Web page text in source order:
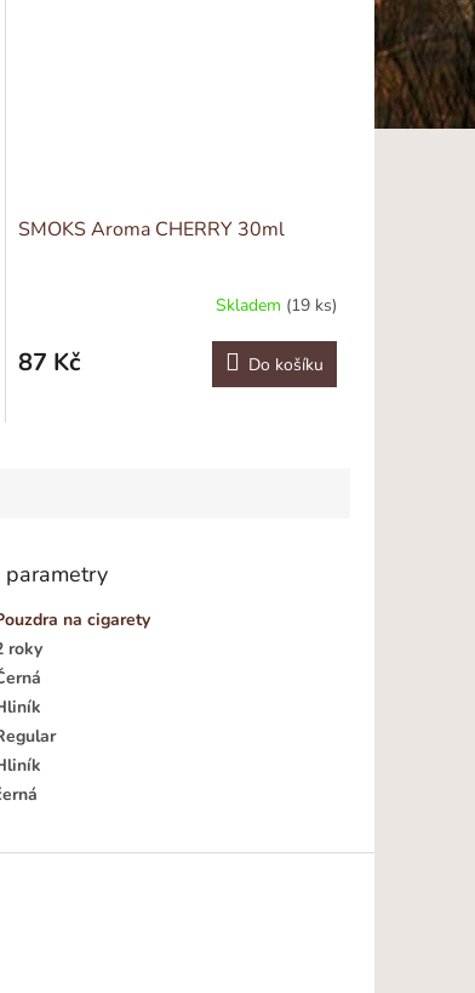
SMOKS Aroma CHERRY 30ml
Skladem (19 ks)
87 Kč Do košíku
parametry
na cigarety
roky